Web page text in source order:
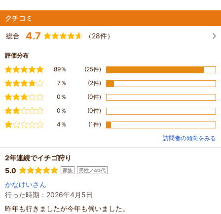
クチコミ
総合 4.7 （28件）
評価分布
満足89％ (25件)
やや満足
7％ (2件)
普通0％ (0件)
やや不満
0％ (0件)
不満4％
(1件)
訪問者の傾向をみる
2年連続でイチゴ狩り
5.0
家族 男性／40代
かなけいさん
行った時期：2026年4月5日
昨年も行きましたが今年も伺いました。